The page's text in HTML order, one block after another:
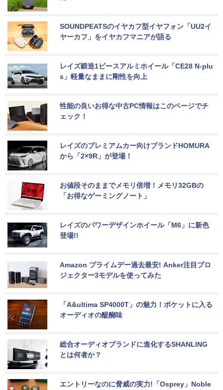
SOUNDPEATSのイヤカフ型イヤフォン「UU2イ
ヤーカフ」をイヤカフマニアが語る
レイズ鍛造1ピースアルミホイール「CE28 N-plu
s」軽量なままに剛性を向上
性能の良いお得な中古PC情報はこのページでチ
ェック！
レイズのプレミアムカー向けブランドHOMURA
から「2×9R」が登場！
お値段そのままでメモリ倍増！メモリ32GBの
「お得なゲーミングノート」
レイズのパワーデザインホイール「M6」に新色
登場!!
Amazon プライムデー過去最安! Anker注目プロ
ジェクター3モデルを使ってみた
「A&ultima SP4000T」の魅力！ポケットに入る
オーディオの醍醐味
総合オーディオブランドに進化するSHANLING
とは何者か？
エントリーなのに脅威の実力!「Osprey」Noble